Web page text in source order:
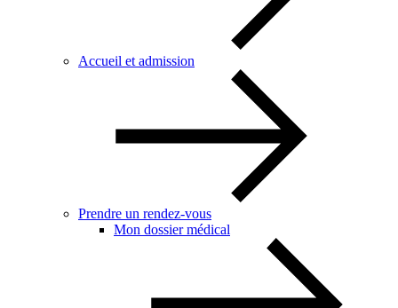
Accueil et admission
Prendre un rendez-vous
Mon dossier médical